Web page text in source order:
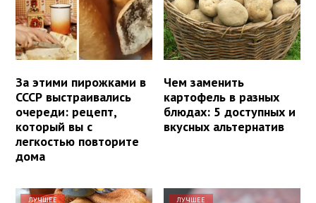
За этими пирожками в
СССР выстраивались
очереди: рецепт,
который вы с
легкостью повторите
дома
Чем заменить
картофель в разных
блюдах: 5 доступных и
вкусных альтернатив
ЛУЧШЕЕ ЛУЧШЕЕ